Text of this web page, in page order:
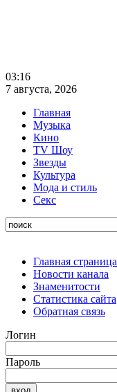
03:16
7 августа, 2026
Главная
Музыка
Кино
TV Шоу
Звезды
Культура
Мода и стиль
Секс
Главная страница
Новости канала
Знаменитости
Статистика сайта
Обратная связь
Логин
Пароль